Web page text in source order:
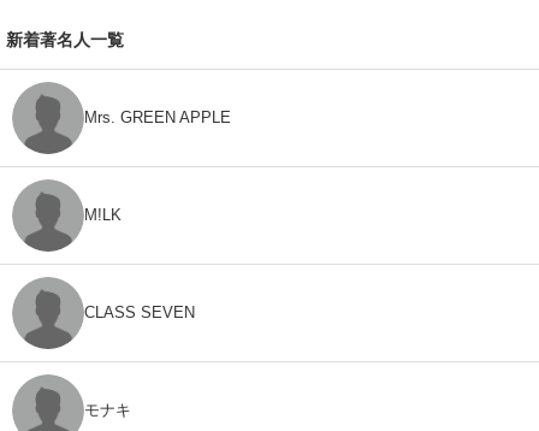
新着著名人一覧
Mrs. GREEN APPLE
M!LK
CLASS SEVEN
モナキ